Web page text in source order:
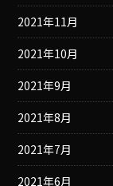
2021年11月
2021年10月
2021年9月
2021年8月
2021年7月
2021年6月